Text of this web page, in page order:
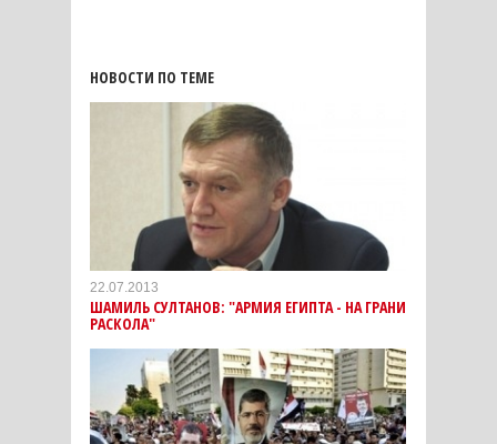
НОВОСТИ ПО ТЕМЕ
22.07.2013
ШАМИЛЬ СУЛТАНОВ: "АРМИЯ ЕГИПТА - НА ГРАНИ
РАСКОЛА"